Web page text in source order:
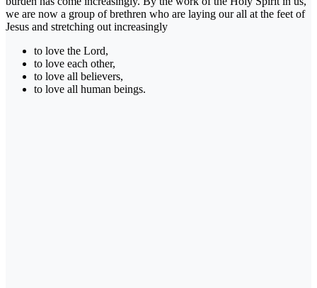
we are now a group of brethren who are laying our all at the feet of
Jesus and stretching out increasingly
to love the Lord,
to love each other,
to love all believers,
to love all human beings.